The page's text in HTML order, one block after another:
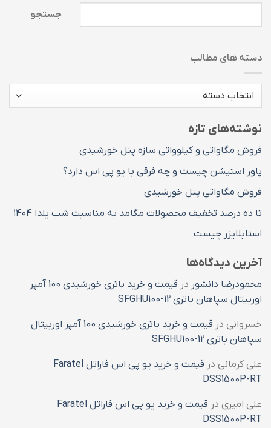
جستجو
دسته های مطالب
دسته
نوشته‌های تازه
فروش مگاواتی و کیلوواتی سازه پنل خورشیدی
پاور استیشن چیست و چه فرقی با یو پی اس دارد؟
فروش مگاواتی پنل خورشیدی
تا ده درصد تخفیف محصولات مگامد به مناسبت شب یلدا ۱۴۰۴
استابلایزر چیست
آخرین دیدگاه‌ها
محمودرضا دانشور در
قیمت و خرید باتری خورشیدی 100 آمپر
اوربیتال سپاهان باتری SFGHU100-12
خسروانی در
قیمت و خرید باتری خورشیدی 100 آمپر اوربیتال
سپاهان باتری SFGHU100-12
علی کرمانی در
قیمت و خرید یو پی اس فاراتل Faratel
DSS1500P-RT
علی امیری در
قیمت و خرید یو پی اس فاراتل Faratel
DSS1500P-RT